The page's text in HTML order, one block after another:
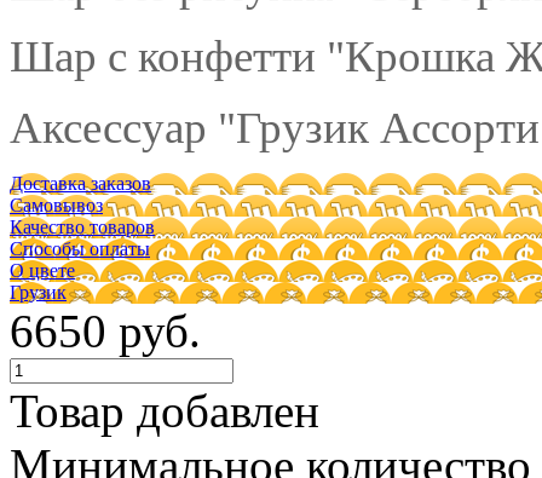
Шар с конфетти "Крошка
Аксессуар "Грузик
Доставка заказов
Самовывоз
Качество товаров
Способы оплаты
О цвете
Грузик
6650 руб.
Товар добавлен
Минимальное